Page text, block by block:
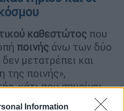
Information
καθεστώτος που
ποινής άνω των δύο
δεν μετατρέπει και
της ποινής»,
κάτι που σημαίνει